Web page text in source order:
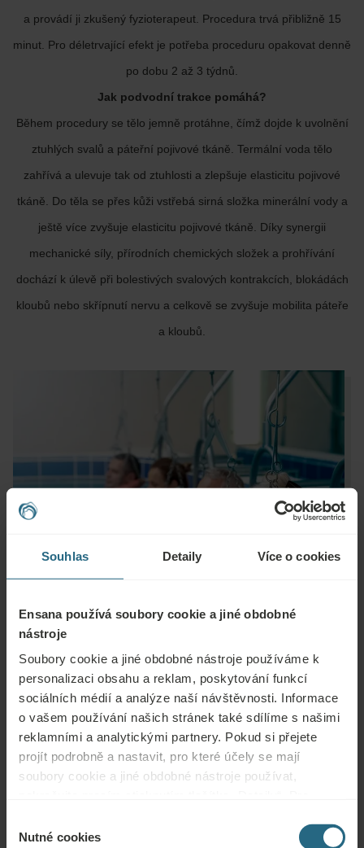
Souhlas Detaily Více o cookies
Ensana používá soubory cookie a jiné obdobné
nástroje
Soubory cookie a jiné obdobné nástroje používáme k
personalizaci obsahu a reklam, poskytování funkcí
sociálních médií a analýze naší návštěvnosti. Informace
o vašem používání našich stránek také sdílíme s našimi
reklamními a analytickými partnery. Pokud si přejete
projít podrobně a nastavit, pro které účely se mají
soubory cookie a jiné obdobné nástroje používat,
„Povolit vše“.
souhlasu
Nutné cookies
a provádí ji zkušený fyzioterapeut. Procedura trvá přibližně 15
minut. Pro déletrvající efekt je potřeba proceduru opakovat denně
po dobu 2 až 3 týdnů.
Jak podvodní trakce pomáhá?
Během procedury se tělo jemně protáhne, čímž dojde k uvolnění
ztuhlých svalů a páteřní pojivové tkáně. Termální voda tělo
zahřívá a ulevuje tak od ztuhlosti a zlepšuje elasticitu pojivové
tkáně. Do těla se přes kůži vstřebá sirná složka minerální vody a
ještě více zvyšuje elasticitu pojivové tkáně. Díky synergii
mechanické síly, přírodních chemických složek a prohřívání
dochází k úlevě při bolestivých svalových kontrakcích, blokádách
kloubů nebo skřípnutí nervu a celkově se zvyšuje mobilita páteře
a kloubů.
Otázky
Obraťte se na nás s jakýmikoli dotazy ohledně našich hotelů Ensana nebo
služeb. Otázky a odpovědi týkající se našeho věrnostního programu
naleznete zde.